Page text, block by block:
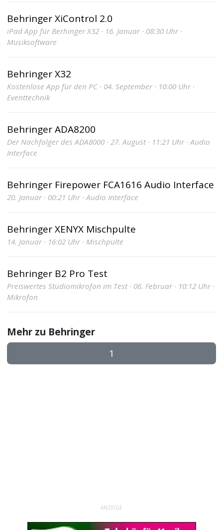
Behringer XiControl 2.0
iPad App für Berhinger X32 · 16. Januar · 08:30 Uhr ·
Musiksoftware
Behringer X32
Kostenlose App für den PC · 04. September · 10:00 Uhr ·
Eventtechnik
Behringer ADA8200
Der Nachfolger des ADA8000 · 27. August · 11:21 Uhr · Audio
Interface
Behringer Firepower FCA1616 Audio Interface
20. Januar · 00:21 Uhr · Audio Interface
Behringer XENYX Mischpulte
14. Januar · 16:02 Uhr · Mischpulte
Behringer B2 Pro Test
Preiswertes Studiomikrofon im Test · 06. Februar · 10:12 Uhr ·
Mikrofon
Mehr zu Behringer
1
ANZEIGE